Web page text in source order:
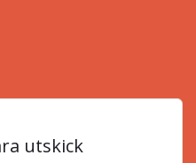
utskick